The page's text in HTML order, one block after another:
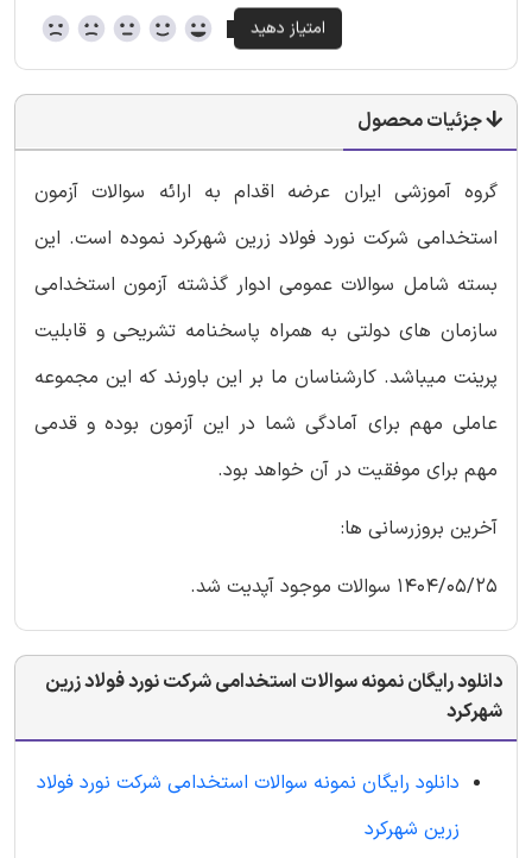
جزئیات محصول
گروه آموزشی ایران عرضه اقدام به ارائه سوالات آزمون
استخدامی شرکت نورد فولاد زرین شهرکرد نموده است. این
بسته شامل سوالات عمومی ادوار گذشته آزمون استخدامی
سازمان های دولتی به همراه پاسخنامه تشریحی و قابلیت
پرینت میباشد. کارشناسان ما بر این باورند که این مجموعه
عاملی مهم برای آمادگی شما در این آزمون بوده و قدمی
مهم برای موفقیت در آن خواهد بود.
آخرین بروزرسانی ها:
1404/05/25 سوالات موجود آپدیت شد.
دانلود رایگان نمونه سوالات استخدامی شرکت نورد فولاد زرین
شهرکرد
دانلود رایگان نمونه سوالات استخدامی شرکت نورد فولاد
زرین شهرکرد